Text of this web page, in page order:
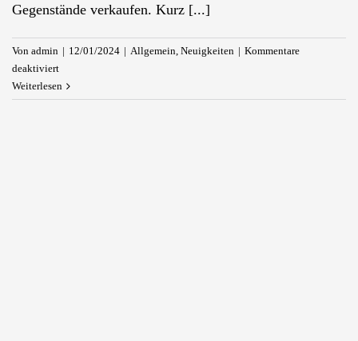
Gegenstände verkaufen. Kurz [...]
Von admin | 12/01/2024 | Allgemein, Neuigkeiten | Kommentare
deaktiviertfür
Kleinanzeigen-
Betrug:
Weiterlesen